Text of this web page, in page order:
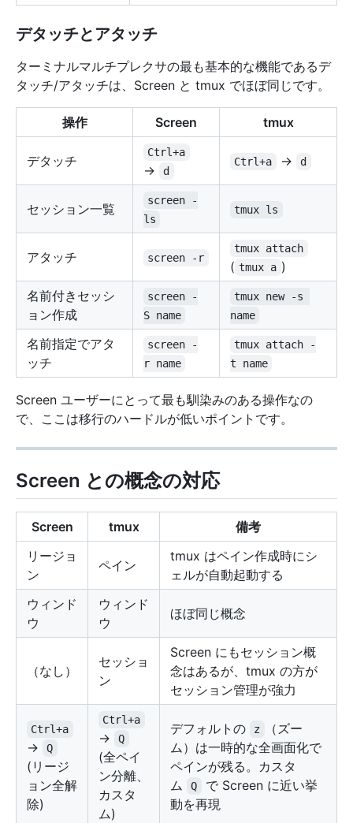
デタッチとアタッチ
ターミナルマルチプレクサの最も基本的な機能であるデ
タッチ/アタッチは、Screen と tmux でほぼ同じです。
操作 Screen tmux
デタッチ
Ctrl+a
→ d
Ctrl+a → d
セッション一覧
screen -
ls
tmux ls
アタッチ screen -r
tmux attach
( tmux a )
名前付きセッシ
ョン作成
screen -
S name
tmux new -s
name
名前指定でアタ
ッチ
screen -
r name
tmux attach -
t name
Screen ユーザーにとって最も馴染みのある操作なの
で、ここは移行のハードルが低いポイントです。
Screen との概念の対応
Screen tmux
備考
リージョ
ン
ペイン
tmux はペイン作成時にシ
ェルが自動起動する
ウィンド
ウ
ウィンド
ウ
ほぼ同じ概念
（なし）
セッショ
ン
Screen にもセッション概
念はあるが、tmux の方が
セッション管理が強力
Ctrl+a
→ Q
(リージ
ョン全解
除)
Ctrl+a
→ Q
(全ペイ
ン分離、
カスタ
ム)
デフォルトの z
（ズー
ム）は一時的な全画面化で
ペインが残る。カスタ
ム
Q
で Screen に近い挙
動を再現